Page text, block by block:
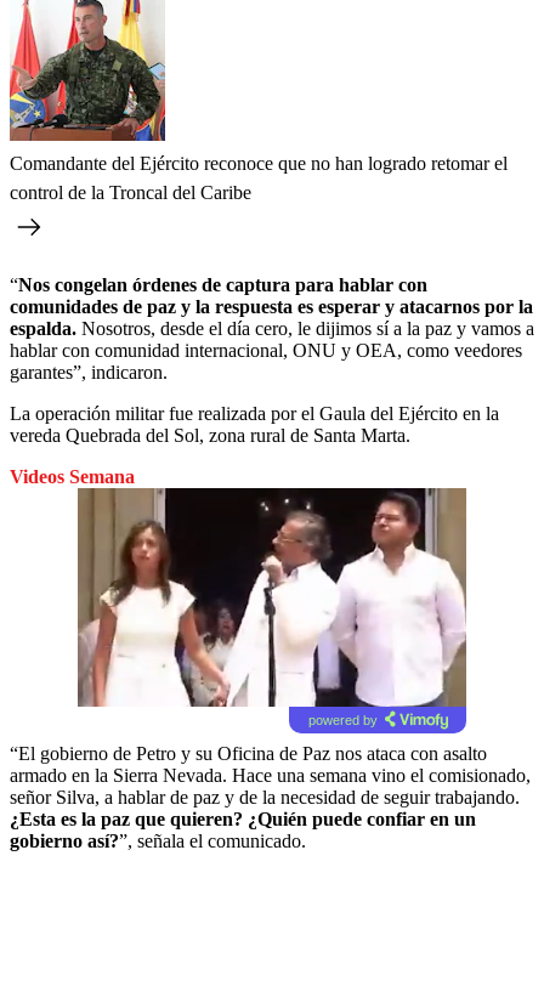
Comandante del Ejército reconoce que no han logrado retomar el
control de la Troncal del Caribe
“Nos congelan órdenes de captura para hablar con
comunidades de paz y la respuesta es esperar y atacarnos por la
espalda. Nosotros, desde el día cero, le dijimos sí a la paz y vamos a
hablar con comunidad internacional, ONU y OEA, como veedores
garantes”, indicaron.
La operación militar fue realizada por el Gaula del Ejército en la
vereda Quebrada del Sol, zona rural de Santa Marta.
Videos Semana
powered by
“El gobierno de Petro y su Oficina de Paz nos ataca con asalto
armado en la Sierra Nevada. Hace una semana vino el comisionado,
señor Silva, a hablar de paz y de la necesidad de seguir trabajando.
¿Esta es la paz que quieren? ¿Quién puede confiar en un
gobierno así?”, señala el comunicado.